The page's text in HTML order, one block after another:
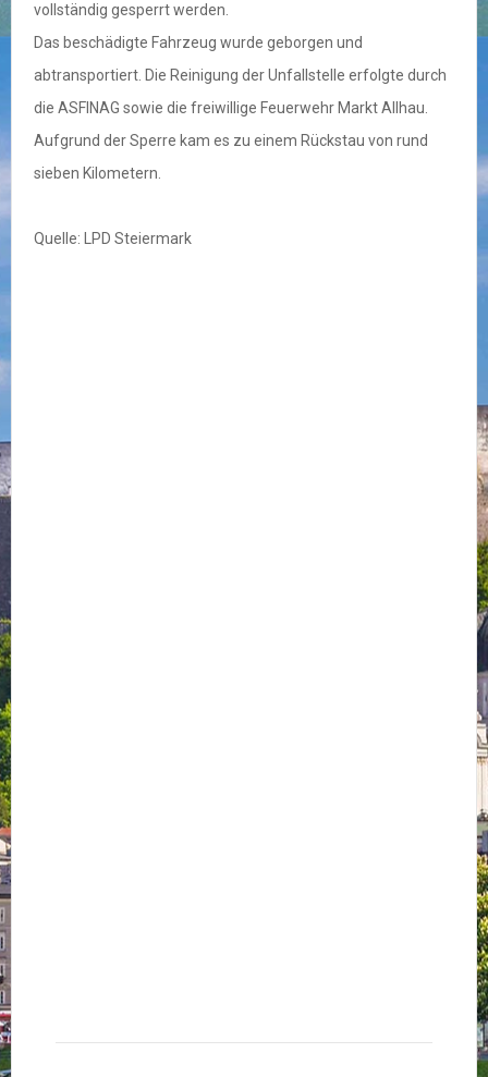
vollständig gesperrt werden.
Das beschädigte Fahrzeug wurde geborgen und
abtransportiert. Die Reinigung der Unfallstelle erfolgte durch
die ASFINAG sowie die freiwillige Feuerwehr Markt Allhau.
Aufgrund der Sperre kam es zu einem Rückstau von rund
sieben Kilometern.
Quelle: LPD Steiermark